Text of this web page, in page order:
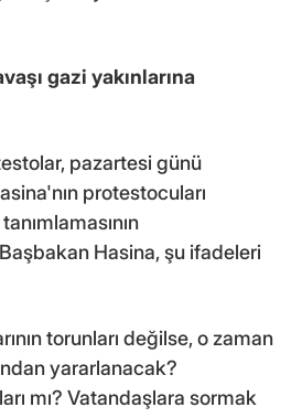
gazi yakınlarına
pazartesi günü
protestocuları
Hasina, şu ifadeleri
torunları değilse, o zaman
yararlanacak?
mı? Vatandaşlara sormak